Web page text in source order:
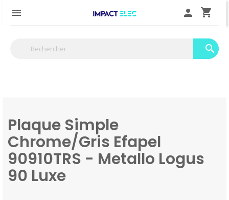
 shopping_cart
person
search
Plaque Simple
Chrome/Gris Efapel
90910TRS - Metallo Logus
90 Luxe